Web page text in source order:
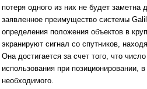
потеря одного из них не будет
заявленное преимущество системы
определения положения объектов в
экранируют сигнал со спутников,
Она достигается за счет того, что
использования при позиционировании,
необходимого.